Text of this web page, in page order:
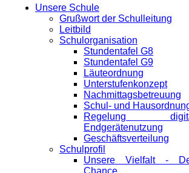
Unsere Schule
Grußwort der Schulleitung
Leitbild
Schulorganisation
Stundentafel G8
Stundentafel G9
Läuteordnung
Unterstufenkonzept
Nachmittagsbetreuung
Schul- und
Regelung
Endgeräte­nutzung
Geschäftsverteilung
Schulprofil
Unsere Vielfalt -
Chance